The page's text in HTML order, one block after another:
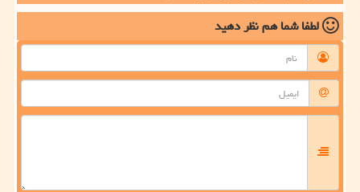
لطفا شما همنظر دهید